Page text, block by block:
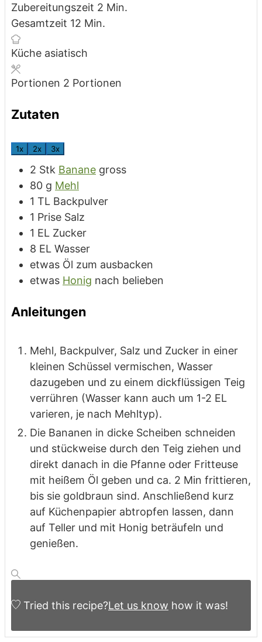
Zubereitungszeit 2 Minuten
Min.
Gesamtzeit 12 Minuten
Min.
Küche asiatisch
Portionen 2 Portionen
Zutaten
1x 2x 3x
2 Stk Banane gross
80 g Mehl
1 TL Backpulver
1 Prise Salz
1 EL Zucker
8 EL Wasser
etwas Öl zum ausbacken
etwas Honig nach belieben
Anleitungen
Mehl, Backpulver, Salz und Zucker in einer
kleinen Schüssel vermischen, Wasser
dazugeben und zu einem dickflüssigen Teig
verrühren (Wasser kann auch um 1-2 EL
varieren, je nach Mehltyp).
Die Bananen in dicke Scheiben schneiden
und stückweise durch den Teig ziehen und
direkt danach in die Pfanne oder Fritteuse
mit heißem Öl geben und ca. 2 Min frittieren,
bis sie goldbraun sind. Anschließend kurz
auf Küchenpapier abtropfen lassen, dann
auf Teller und mit Honig beträufeln und
genießen.
Tried this recipe?Let us know how it was!